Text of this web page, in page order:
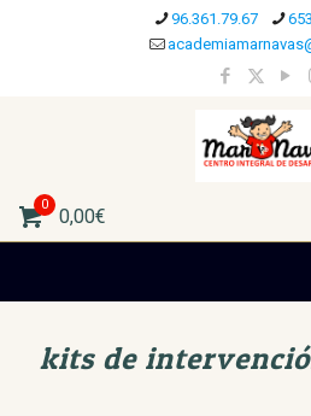
96.361.79.67
0
0,00€
kits de